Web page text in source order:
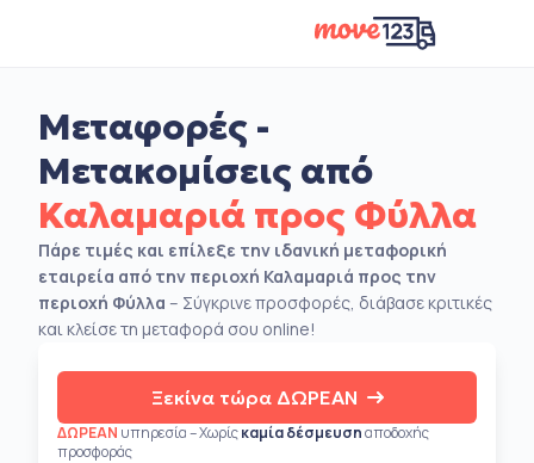
Μεταφορές -
Μετακομίσεις από
Καλαμαριά προς Φύλλα
Πάρε τιμές και επίλεξε την ιδανική μεταφορική
εταιρεία από την περιοχή Καλαμαριά προς την
περιοχή Φύλλα – Σύγκρινε προσφορές, διάβασε κριτικές
και κλείσε τη μεταφορά σου online!
Ξεκίνα τώρα ΔΩΡΕΑΝ
ΔΩΡΕΑΝ υπηρεσία – Χωρίςκαμία δέσμευσηαποδοχής
προσφοράς